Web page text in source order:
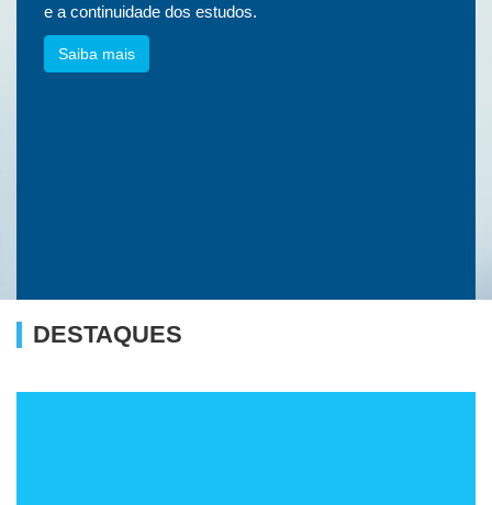
e a continuidade dos estudos.
Saiba mais
DESTAQUES